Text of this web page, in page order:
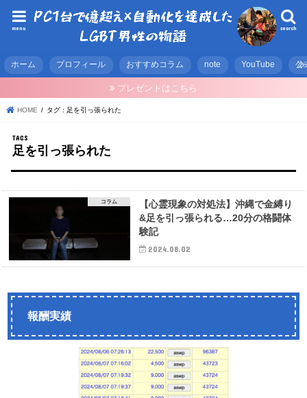
search
menu
ホーム プロフィール おすすめコラム note YouTube 公
プレゼントはこちら
HOME タグ : 足を引っ張られた
足を引っ張られた
コラム
【心霊現象の対処法】沖縄で金縛り
&足を引っ張られる…20分の格闘体
験記
2024.08.02
報酬実績